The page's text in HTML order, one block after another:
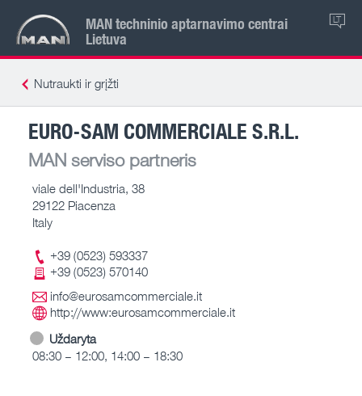
MAN techninio aptarnavimo centrai
Lietuva
LT
Nutraukti ir grįžti
EURO-SAM COMMERCIALE S.R.L.
MAN serviso partneris
viale dell'Industria, 38
29122 Piacenza
Italy
+39 (0523) 593337
+39 (0523) 570140
info@eurosamcommerciale.it
http://www:eurosamcommerciale.it
Uždaryta
08:30 – 12:00, 14:00 – 18:30